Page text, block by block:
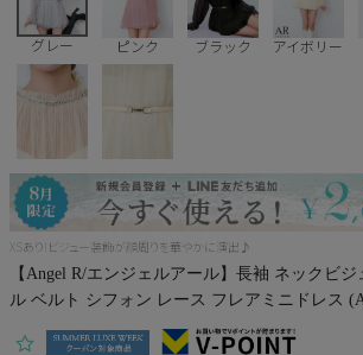
COMEX
Rechercher
グレー ピンク ブラック アイボリー
XSあり!ビジュー装飾が顔周りを華やかに演出♪
【Angel R/エンジェルアール】長袖 ネックビ
ル ベルト シフォン レース フレアミニドレス